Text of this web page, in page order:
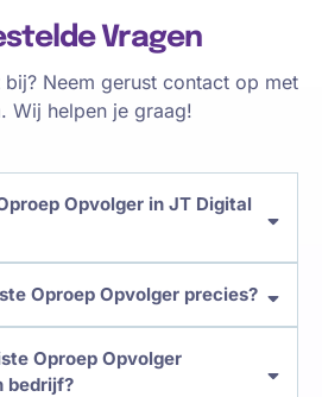
Vragen
Neem gerust contact op met
Wij helpen je graag!
Opvolger in JT Digital
Oproep Opvolger precies?
Oproep Opvolger
bedrijf?